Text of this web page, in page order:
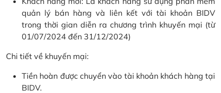
quản lý bán hàng và liên kết với tài khoản BIDV
trong thời gian diễn ra chương trình khuyến mại (từ
01/07/2024 đến 31/12/2024)
Chi tiết về khuyến mại:
Tiền hoàn được chuyển vào tài khoản khách hàng tại
BIDV.